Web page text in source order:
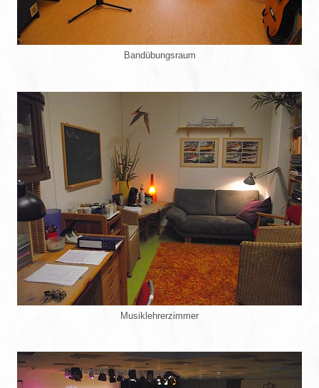
Bandübungsraum
Musiklehrerzimmer